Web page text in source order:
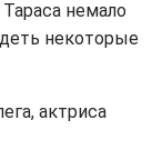
немало
некоторые
актриса